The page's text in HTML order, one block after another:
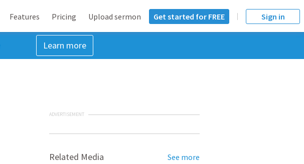
Features Pricing Upload sermon Get started for FREE Sign in
Learn more
ADVERTISEMENT
Related Media See more